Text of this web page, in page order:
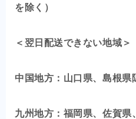
を除く）
＜翌日配送できない地域＞
中国地方：山口県、島根県
九州地方：福岡県、佐賀県